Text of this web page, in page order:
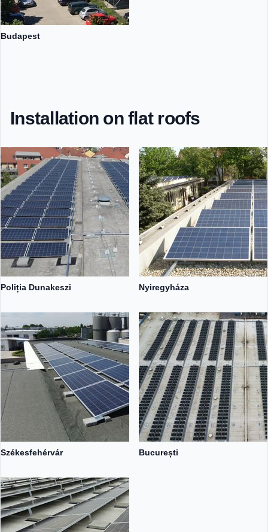
Budapest
Installation on flat roofs
Poliția Dunakeszi Nyiregyháza
Székesfehérvár București